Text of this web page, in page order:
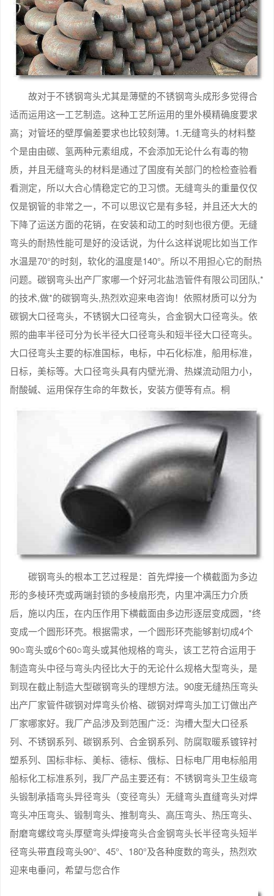
故对于不锈钢弯头尤其是薄壁的不锈钢弯头成形多觉得合
适而运用这一工艺制造。这种工艺所运用的里外模精确度要求
高；对管坯的壁厚偏差要求也比较刻薄。1.无缝弯头的材料整
个是由由碳、氢两种元素组成，不会添加无论什么有毒的物
质，并且无缝弯头的材料是通过了国度有关部门的检检查验看
看测定，所以大合心情稳定它的卫习惯。无缝弯头的重量仅仅
仅是钢管的非常之一，不可以思议它是有多轻，并且还大大的
下降了运送方面的花销，在安装和动工的时刻也很方便。无缝
弯头的耐热性能可是好的没话说，为什么这样说呢比如当工作
水温是70°的时刻，软化的温度是140°。所以不用担心它的耐热
问题。碳钢弯头出产厂家哪一个好河北盐浩管件有限公司团队,*
的技术,做*的碳钢弯头,热烈欢迎来电咨询！依照材质可以分为
碳钢大口径弯头，不锈钢大口径弯头，合金钢大口径弯头。依
照的曲率半径可分为长半径大口径弯头和短半径大口径弯头。
大口径弯头主要的标准国标，电标，中石化标准，船用标准，
日标，美标等。大口径弯头具有内壁光滑、热媒流动阻力小，
耐酸碱、运用保存生命的年数长，安装方便等有点。桐
碳钢弯头的根本工艺过程是：首先焊接一个横截面为多边
形的多棱环壳或两端封锁的多棱扇形壳，内里冲满压力介质
后，施以内压，在内压作用下横截面由多边形逐层变成圆，*终
变成一个圆形环壳。根据需求，一个圆形环壳能够割切成4个
90○弯头或6个60○弯头或其他规格的弯头，该工艺符合运用于
制造弯头中径与弯头内径比大于的无论什么规格大型弯头，是
到现在截止制造大型碳钢弯头的理想方法。90度无缝热压弯头
出产厂家管件碳钢对焊弯头价格、碳钢对焊弯头加工订做出产
厂家哪家好。我厂产品涉及到范围广泛：沟槽大型大口径系
列、不锈钢系列、碳钢系列、合金钢系列、防腐取暖系镀锌衬
塑系列、国标非标、美标、德标、俄标、日标电厂用电标船用
船标化工标准系列，我厂产品主要还有：不锈钢弯头卫生级弯
头锻制承插弯头异径弯头（变径弯头）无缝弯头直缝弯头对焊
弯头冲压弯头、锻制弯头、推制弯头、高压弯头、热压弯头、
耐磨弯螺纹弯头厚壁弯头焊接弯头合金钢弯头长半径弯头短半
径弯头带直段弯头90°、45°、180°及各种度数的弯头，热烈欢
迎来电垂问，希望与您合作